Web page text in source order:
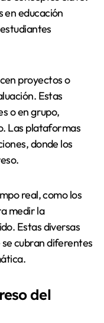
en educación
proyectos o
Estas
o en grupo,
Las plataformas
donde los
real, como los
medir la
Estas diversas
cubran diferentes
del